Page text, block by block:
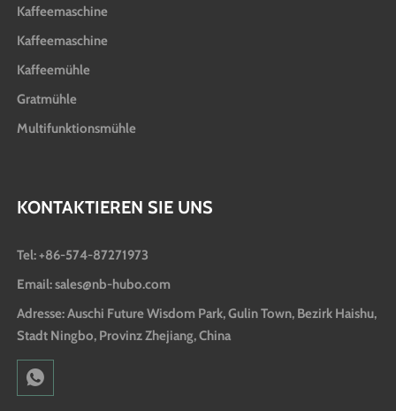
Kaffeemaschine
Kaffeemaschine
Kaffeemühle
Gratmühle
Multifunktionsmühle
KONTAKTIEREN SIE UNS
Tel: +86-574-87271973
Email: sales@nb-hubo.com
Adresse: Auschi Future Wisdom Park, Gulin Town, Bezirk Haishu,
Stadt Ningbo, Provinz Zhejiang, China